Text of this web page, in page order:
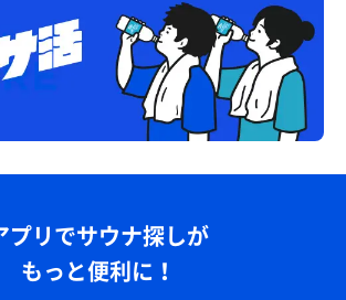
プリでサウナ探しが
もっと便利に！